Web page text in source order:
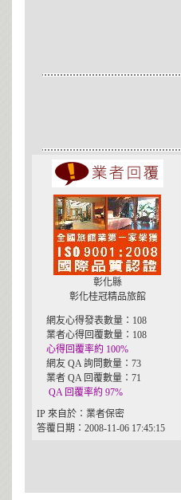
彰化縣
彰化桂冠精品旅館
網友心得發表數量：108
業者心得回覆數量：108
心得回覆率約 100%
網友 QA 詢問數量：73
業者 QA 回覆數量：71
QA 回覆率約 97%
IP 來自於：業者保密
答覆日期：2008-11-06 17:45:15